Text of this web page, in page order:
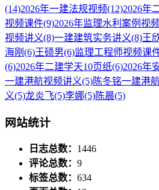
(14)2026年一建法规视频(12)2026年
视频课件(9)2026年监理水利案例视
视频讲义(8)一建建筑实务讲义(8)王
海刚 (6)王硕男(6)监理工程师视频课
(6)2026年二建学天10页纸(6)2026年
一建港航视频讲义(5)陈冬铭一建港
义(5)龙炎飞(5)李娜(5)陈晨(5)
网站统计
日志总数： 1446
评论总数： 9
标签总数： 634